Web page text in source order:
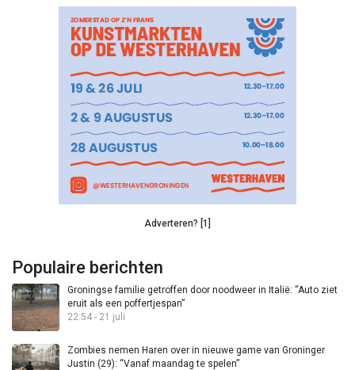
Adverteren? [1]
Populaire berichten
Groningse familie getroffen door noodweer in Italië: “Auto ziet
eruit als een poffertjespan”
22:54 - 21 juli
Zombies nemen Haren over in nieuwe game van Groninger
Justin (29): “Vanaf maandag te spelen”